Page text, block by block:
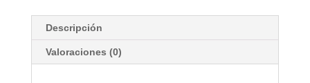
Descripción
Valoraciones (0)